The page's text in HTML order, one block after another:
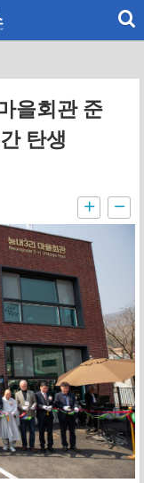
을회관 준
탄생